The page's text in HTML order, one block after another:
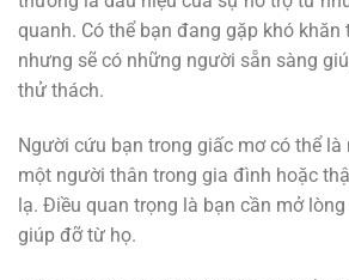
quanh. Có thể bạn đang gặp khó khăn
nhưng sẽ có những người sẵn sàng
thử thách.
Người cứu bạn trong giấc mơ có thể
một người thân trong gia đình hoặc
lạ. Điều quan trọng là bạn cần mở
giúp đỡ từ họ.